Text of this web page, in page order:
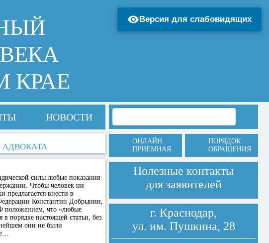
КРАЕ
НОВОСТИ
АДВОКАТА
силы любые показания
Чтобы человек ни
предлагается внести в
Константин Добрынин,
положением, что «любые
порядке настоящей статьи, без
они не были
ОНЛАЙН
ПРИЕМНАЯ
ПОРЯДОК
ОБРАЩЕНИЯ
Полезные контакты
для заявителей
г. Краснодар,
ул. им. Пушкина, 28
Версия для слабовидящих